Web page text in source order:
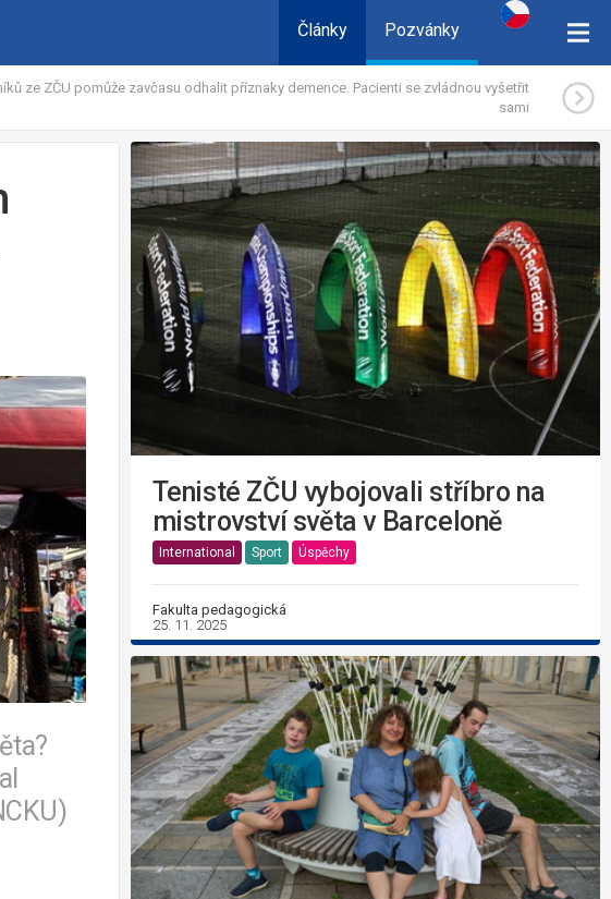
Články Pozvánky
ze ZČU pomůže zavčasu odhalit příznaky demence. Pacienti se zvládnou vyšetřit
sami
Tenisté ZČU vybojovali stříbro na
mistrovství světa v Barceloně
International Sport Úspěchy
Fakulta pedagogická
25. 11. 2025